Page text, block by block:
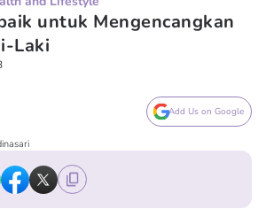
untuk Mengencangkan
Laki
Add Us on Google